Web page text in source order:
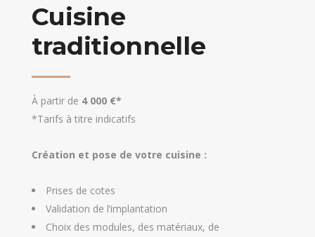
Cuisine
traditionnelle
À partir de 4 000 €*
*Tarifs à titre indicatifs
Création et pose de votre cuisine :
Prises de cotes
Validation de l’implantation
Choix des modules, des matériaux, de